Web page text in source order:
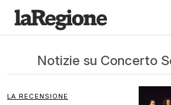
Notizie su Concerto
LA RECENSIONE